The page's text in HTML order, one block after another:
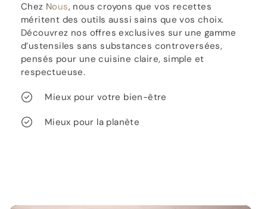
Chez Nous, nous croyons que vos recettes
méritent des outils aussi sains que vos choix.
Découvrez nos offres exclusives sur une gamme
d’ustensiles sans substances controversées,
pensés pour une cuisine claire, simple et
respectueuse.
Mieux pour votre bien-être
Mieux pour la planète